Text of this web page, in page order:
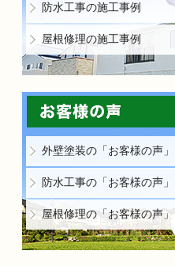
防水工事の施工事例
屋根修理の施工事例
外壁塗装の「お客様の声」
防水工事の「お客様の声」
屋根修理の「お客様の声」